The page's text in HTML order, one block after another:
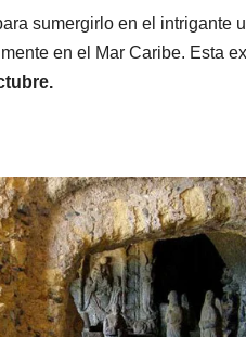
sumergirlo en el intrigante
en el Mar Caribe. Esta